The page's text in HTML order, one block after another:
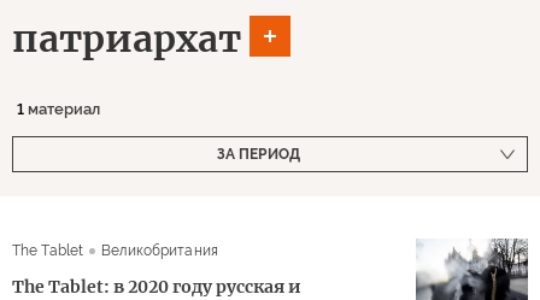
патриархат
1 материал
ЗА ПЕРИОД
The Tablet Великобритания
The Tablet: в 2020 году русская и